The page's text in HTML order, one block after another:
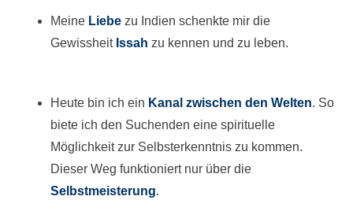
Meine Liebe zu Indien schenkte mir die
Gewissheit Issah zu kennen und zu leben.
Heute bin ich ein Kanal zwischen den Welten. So
biete ich den Suchenden eine spirituelle
Möglichkeit zur Selbsterkenntnis zu kommen.
Dieser Weg funktioniert nur über die
Selbstmeisterung.